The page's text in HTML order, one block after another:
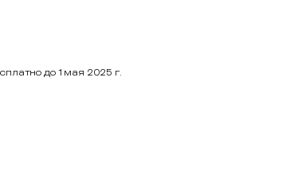
до 1 мая 2025 г.